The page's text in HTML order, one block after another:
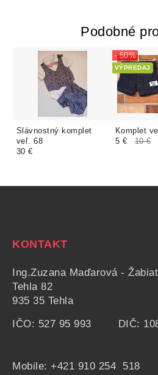
Podobné
Slávnostný komplet
veľ. 68
30 €
Komplet
VÝPREDAJ
- 50%
5 € 10 €
KONTAKT
Ing.Zuzana Maďarová -
Tehla 82
935 35 Tehla
IČO: 527 95 993 DIČ:
Mobile: +421 910 254 518